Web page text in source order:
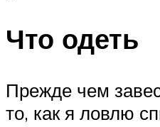
Что одеть
Прежде чем
то, как я ловлю